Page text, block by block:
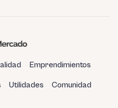
Emprendimientos
Utilidades Comunidad